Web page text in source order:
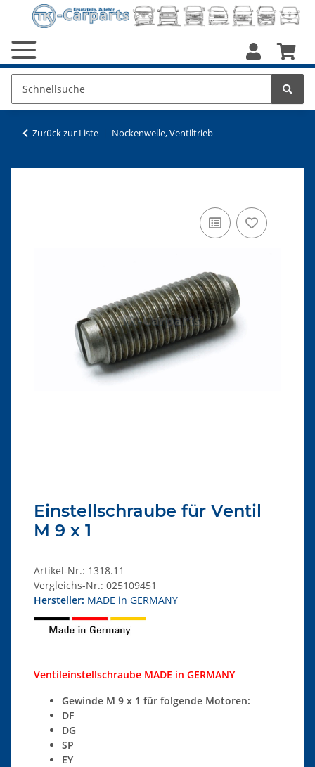
Zurück zur Liste Nockenwelle, Ventiltrieb
Einstellschraube für Ventil
M 9 x 1
Artikel-Nr.: 1318.11
Vergleichs-Nr.: 025109451
Hersteller: MADE in GERMANY
Ventileinstellschraube MADE in GERMANY
Gewinde M 9 x 1 für folgende Motoren:
DF
DG
SP
EY